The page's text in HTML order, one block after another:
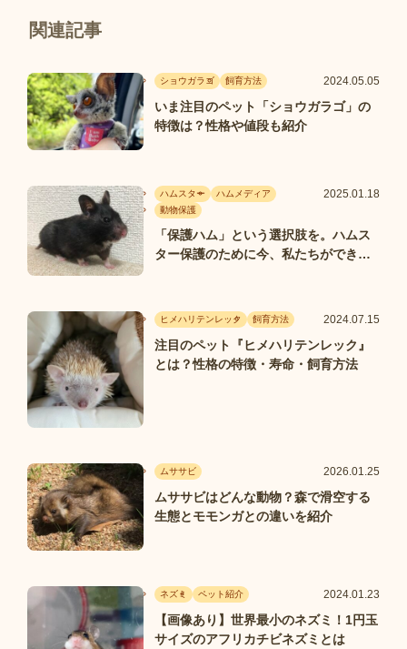
関連記事
ショウガラゴ 飼育方法 2024.05.05
いま注目のペット「ショウガラゴ」の
特徴は？性格や値段も紹介
ハムスター
ハムメディア
動物保護
2025.01.18
「保護ハム」という選択肢を。ハムス
ター保護のために今、私たちができる
ヒメハリテンレック 飼育方法 2024.07.15
注目のペット『ヒメハリテンレック』
とは？性格の特徴・寿命・飼育方法
ムササビ 2026.01.25
ムササビはどんな動物？森で滑空する
生態とモモンガとの違いを紹介
ネズミ ペット紹介 2024.01.23
【画像あり】世界最小のネズミ！1円玉
サイズのアフリカチビネズミとは